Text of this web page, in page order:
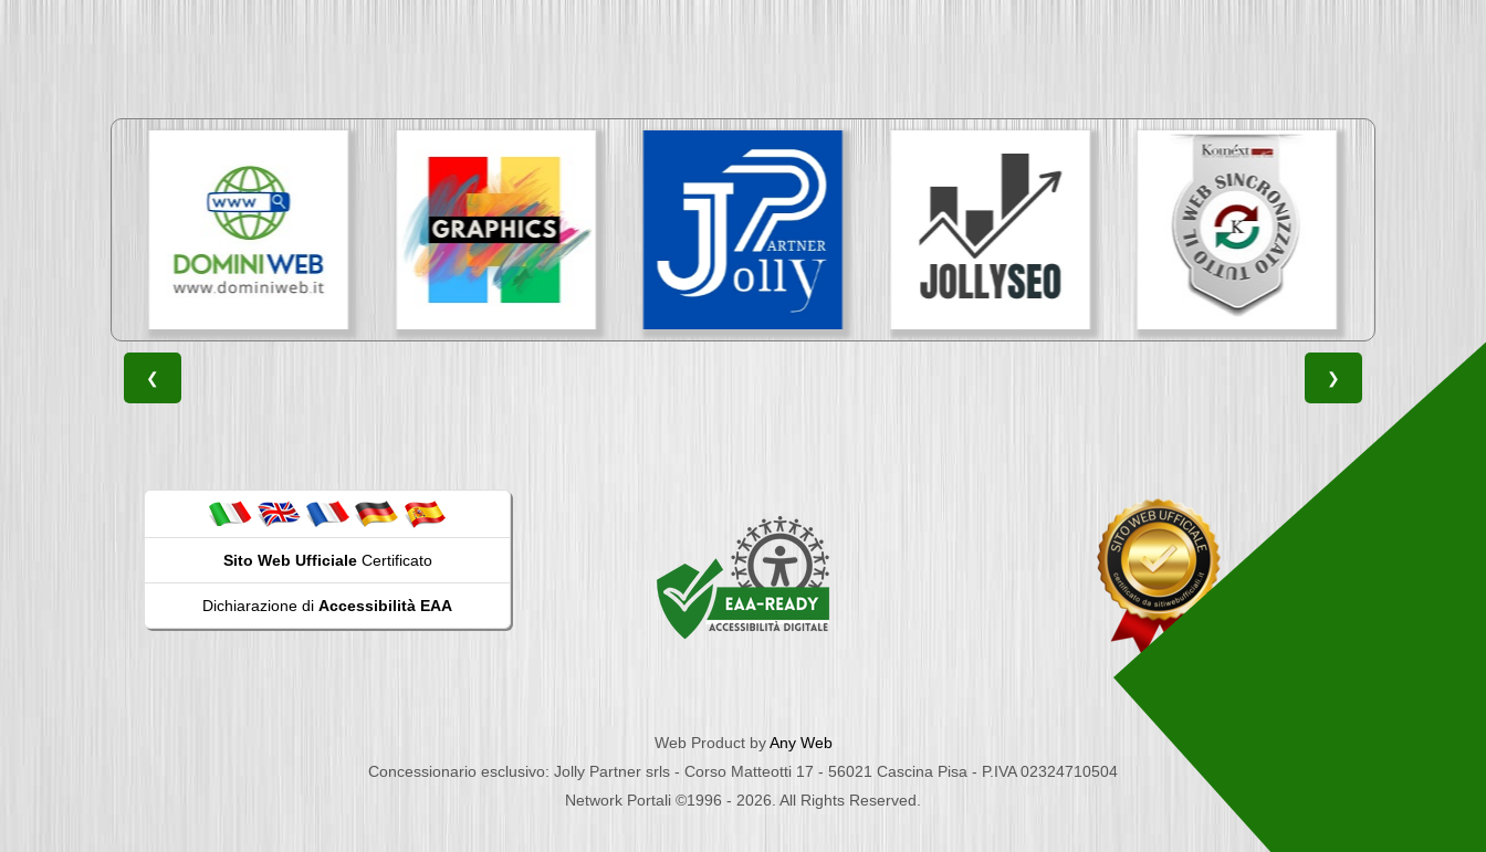
❮ ❯
Sito Web UfficialeCertificato
Dichiarazione di Accessibilità EAA
Web Product byAny Web
Concessionario esclusivo: Jolly Partner srls - Corso Matteotti 17 - 56021 Cascina Pisa - P.IVA 02324710504
Network Portali ©1996 - 2026. All Rights Reserved.